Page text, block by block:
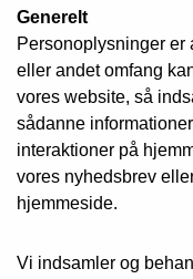
Generelt
Personoplysninger er
eller andet omfang
vores website, så
sådanne
interaktioner på
vores nyhedsbrev
hjemmeside.
Vi indsamler og